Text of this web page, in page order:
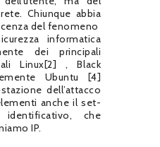
Chiunque abbia
del fenomeno
informatica
dei principali
Linux[2] , Black
Ubuntu [4]
dell’attacco
anche il set-
che
IP.